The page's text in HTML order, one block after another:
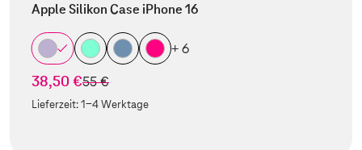
Apple Silikon Case iPhone 16
+ 6
38,50 €statt
55 €
Lieferzeit:1-4 Werktage